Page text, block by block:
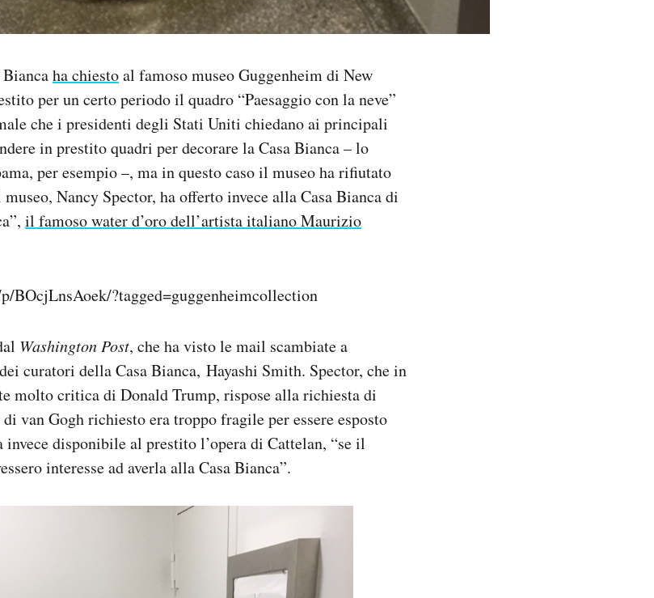
ha chiestoal famoso museo Guggenheim di New
per un certo periodo il quadro “Paesaggio con la neve”
che i presidenti degli Stati Uniti chiedano ai principali
in prestito quadri per decorare la Casa Bianca – lo
per esempio –, ma in questo caso il museo ha rifiutato
Nancy Spector, ha offerto invece alla Casa Bianca di
il famoso water d’oro dell’artista italiano Maurizio
BOcjLnsAoek/?tagged=guggenheimcollection
Washington Post, che ha visto le mail scambiate a
curatori della Casa Bianca, Hayashi Smith. Spector, che in
molto critica di Donald Trump, rispose alla richiesta di
van Gogh richiesto era troppo fragile per essere esposto
invece disponibile al prestito l’opera di Cattelan, “se il
interesse ad averla alla Casa Bianca”.